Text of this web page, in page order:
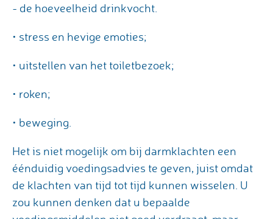
- de hoeveelheid drinkvocht.
• stress en hevige emoties;
• uitstellen van het toiletbezoek;
• roken;
• beweging.
Het is niet mogelijk om bij darmklachten een
éénduidig voedingsadvies te geven, juist omdat
de klachten van tijd tot tijd kunnen wisselen. U
zou kunnen denken dat u bepaalde